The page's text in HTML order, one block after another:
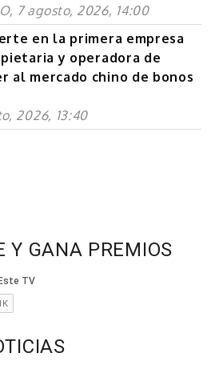
7 agosto, 2026, 14:00
en la primera empresa
y operadora de
al mercado chino de bonos
2026, 13:40
Y GANA PREMIOS